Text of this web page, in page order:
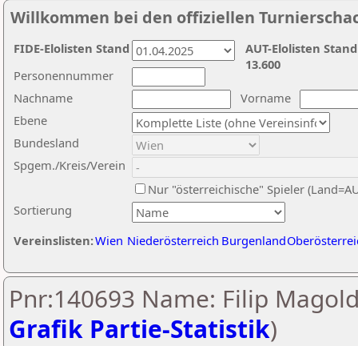
Willkommen bei den offiziellen
Nachname
Vorname
Ebene
Sortierung
Personennummer
Bundesland
Spgem./Kreis/Verein
Nur "österreichische" Spieler
Vereinslisten:Wien Niederösterreich Burgenland
AUT-Elolisten
13.600
FIDE-Elolisten Stand
Pnr:140693 Name: Filip
Grafik Partie-Statistik)